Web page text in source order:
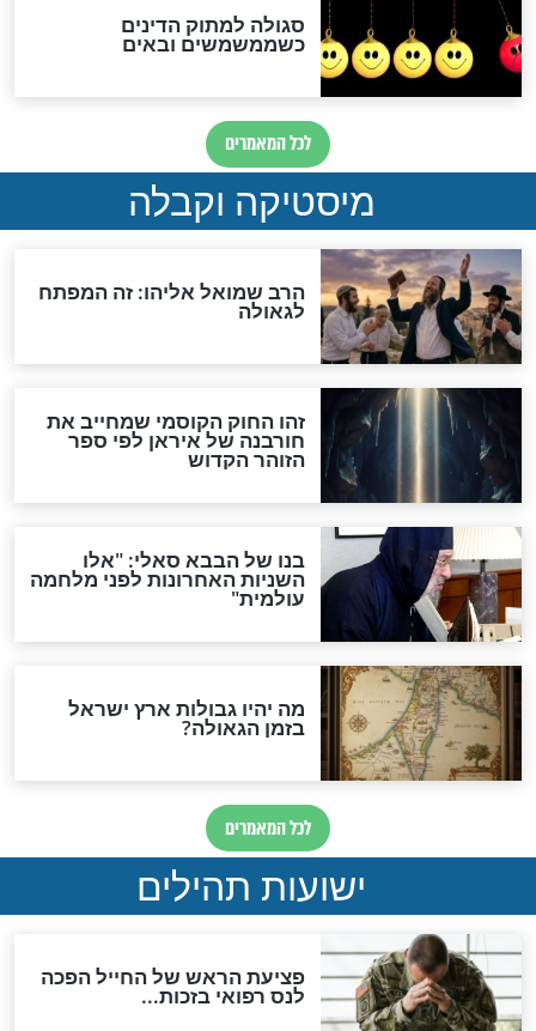
מה יהיה בימות המשיח?
"לפני הגאולה תהיה אפיקורסות
והכחשה גדולה מאוד של
האמונה"
האם לאחר בוא המשיח יהיה
אפשר לחזור בתשובה?
לכל המאמרים
להמתקת הדינים וביטול
גזרות
סגולת ע"ב שמות הקודש